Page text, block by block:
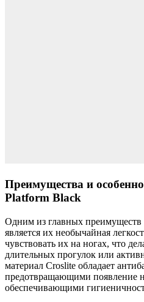
Преимущества и
Platform Black
Одним из главных преимуществ
является их необычайная
чувствовать их на ногах, что
длительных прогулок или
материал Croslite обладает
предотвращающими появление
обеспечивающими